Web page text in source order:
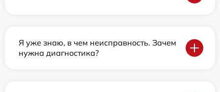
Я уже знаю, в чем неисправность. Зачем
нужна диагностика?